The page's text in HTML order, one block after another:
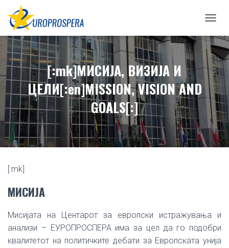
O
G
G
L
E
N
A
V
I
G
A
T
[:mk]МИСИЈА, ВИЗИЈА И
ЦЕЛИ[:en]MISSION, VISION AND
GOALS[:]
[:mk]
МИСИЈА
Мисијата на Цeнтарот за европски истражувања и
анализи – ЕУРОПРОСПЕРА има за цел да го подобри
квалитетот на политичките дебати за Европската унија